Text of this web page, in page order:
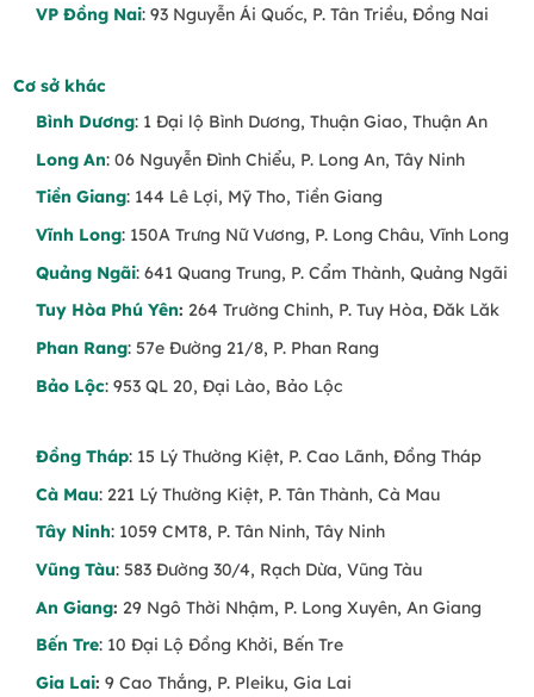
VP Đồng Nai: 93 Nguyễn Ái Quốc, P. Tân Triều, Đồng Nai
Cơ sở khác
Bình Dương: 1 Đại lộ Bình Dương, Thuận Giao, Thuận An
Long An: 06 Nguyễn Đình Chiểu, P. Long An, Tây Ninh
Tiền Giang: 144 Lê Lợi, Mỹ Tho, Tiền Giang
Vĩnh Long: 150A Trưng Nữ Vương, P. Long Châu, Vĩnh Long
Quảng Ngãi: 641 Quang Trung, P. Cẩm Thành, Quảng Ngãi
Tuy Hòa Phú Yên: 264 Trường Chinh, P. Tuy Hòa, Đăk Lăk
Phan Rang: 57e Đường 21/8, P. Phan Rang
Bảo Lộc: 953 QL 20, Đại Lào, Bảo Lộc
Đồng Tháp: 15 Lý Thường Kiệt, P. Cao Lãnh, Đồng Tháp
Cà Mau: 221 Lý Thường Kiệt, P. Tân Thành, Cà Mau
Tây Ninh: 1059 CMT8, P. Tân Ninh, Tây Ninh
Vũng Tàu: 583 Đường 30/4, Rạch Dừa, Vũng Tàu
An Giang: 29 Ngô Thời Nhậm, P. Long Xuyên, An Giang
Bến Tre: 10 Đại Lộ Đồng Khởi, Bến Tre
Gia Lai: 9 Cao Thắng, P. Pleiku, Gia Lai